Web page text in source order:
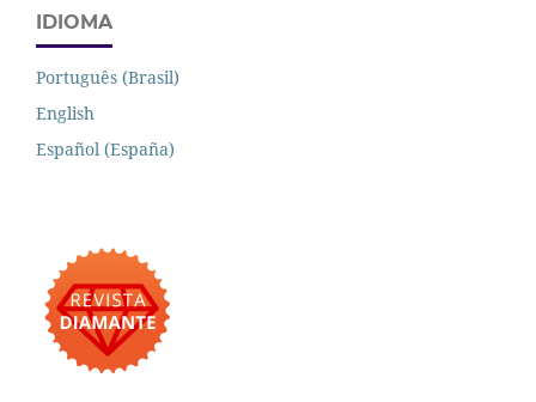
IDIOMA
Português (Brasil)
English
Español (España)